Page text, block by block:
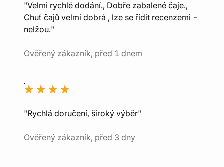
"Velmi rychlé dodání., Dobře zabalené čaje.,
Chuť čajů velmi dobrá , lze se řídit recenzemi -
nelžou."
Ověřený zákazník, před 1 dnem
"Rychlá doručení, široký výběr"
Ověřený zákazník, před 3 dny